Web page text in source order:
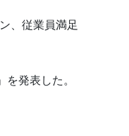
、従業員満足
発表した。